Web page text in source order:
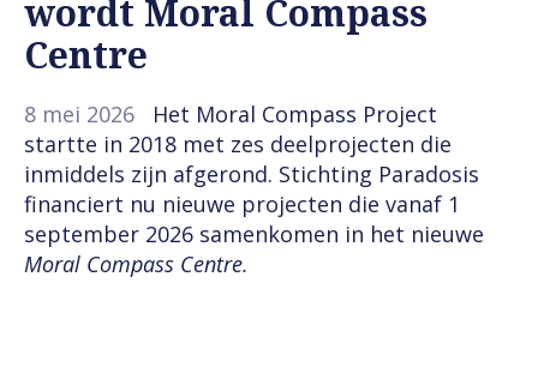
wordt Moral Compass
Centre
8 mei 2026
Het Moral Compass Project
startte in 2018 met zes deelprojecten die
inmiddels zijn afgerond. Stichting Paradosis
financiert nu nieuwe projecten die vanaf 1
september 2026 samenkomen in het nieuwe
Moral Compass Centre.